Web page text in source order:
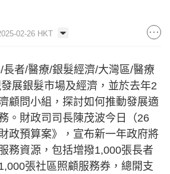
02-26 HKT
長者/醫療/銀髮經濟/大灣區/醫療
展銀髮市場及經濟，並於去年2
顧問小組，探討如何推動發展適
。財政司司長陳茂波今日（26
政預算案》，宣布新一年政府將
務資源，包括增撥1,000張長者
張社區照顧服務券，總開支